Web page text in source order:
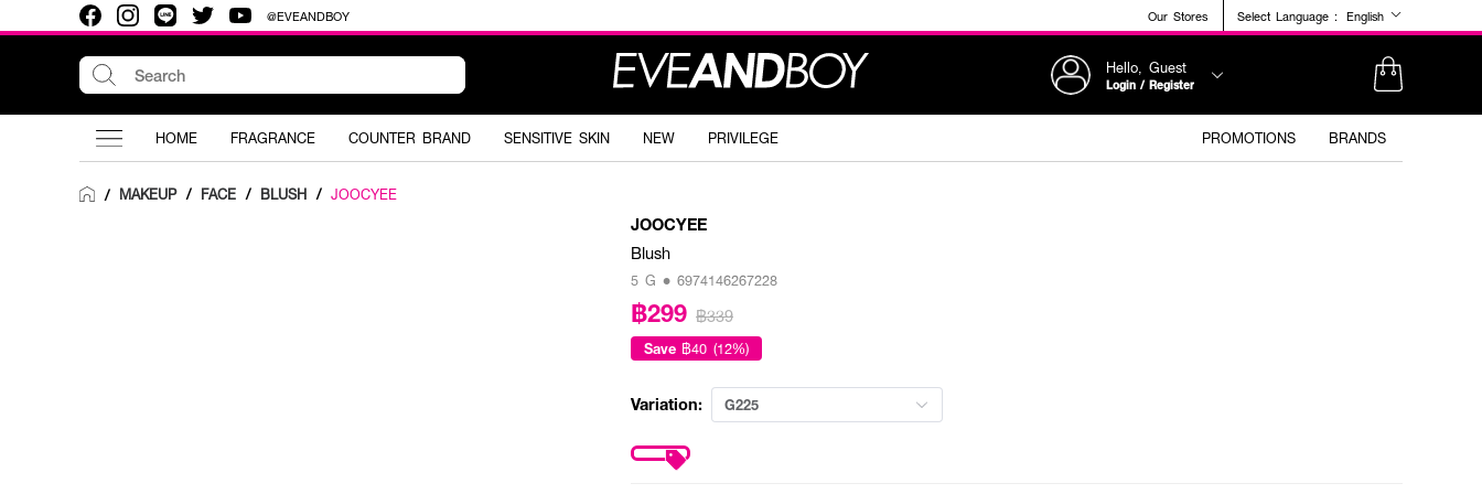
@EVEANDBOY Our Stores Select Language : English
Hello, Guest
Login / Register
HOME FRAGRANCE COUNTER BRAND SENSITIVE SKIN NEW PRIVILEGE PROMOTIONS BRANDS
/ MAKEUP / FACE / BLUSH / JOOCYEE
JOOCYEE
Blush
5 G • 6974146267228
฿299 ฿339
Save ฿40 (12%)
Variation: G225